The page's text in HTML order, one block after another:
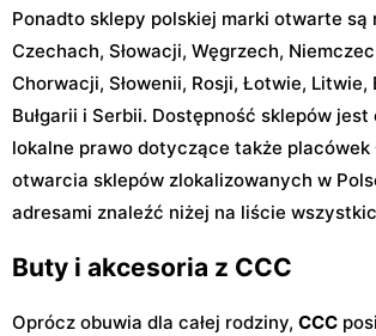
Ponadto sklepy polskiej marki otwarte są
Czechach, Słowacji, Węgrzech,
Chorwacji, Słowenii, Rosji, Łotwie, Litwie,
Bułgarii i Serbii. Dostępność sklepów
lokalne prawo dotyczące także placówek
otwarcia sklepów zlokalizowanych w
adresami znaleźć niżej na liście
Buty i akcesoria z CCC
Oprócz obuwia dla całej rodziny, CCC